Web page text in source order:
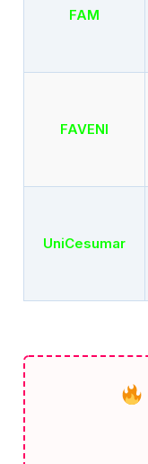
FAM
FAVENI
UniCesumar